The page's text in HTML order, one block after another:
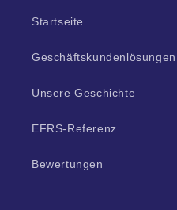
Startseite
Geschäftskundenlösungen
Unsere Geschichte
EFRS-Referenz
Bewertungen